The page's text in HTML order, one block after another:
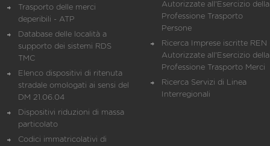
Trasporto delle merci
deperibili - ATP
Database delle località a
supporto dei sistemi RDS
TMC
Elenco dispositivi di ritenuta
stradale omologati ai sensi del
DM 21.06.04
Dispositivi riduzioni di massa
particolato
Codici immatricolativi di
Autorizzate all'Esercizio della
Professione Trasporto
Persone
Ricerca Imprese iscritte REN
Autorizzate all'Esercizio della
Professione Trasporto Merci
Ricerca Servizi di Linea
Interregionali